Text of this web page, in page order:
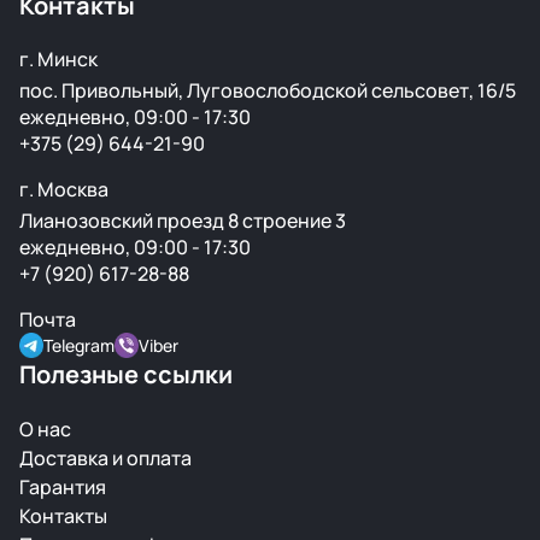
подготовку перед продажей.
г. Минск
пос. Привольный, Луговослободской сельсовет, 16/5
ежедневно, 09:00 - 17:30
+375 (29) 644-21-90
г. Москва
Лианозовский проезд 8 строение 3
ежедневно, 09:00 - 17:30
+7 (920) 617-28-88
Почта
Telegram Viber
Полезные ссылки
О нас
Доставка и оплата
Гарантия
Контакты